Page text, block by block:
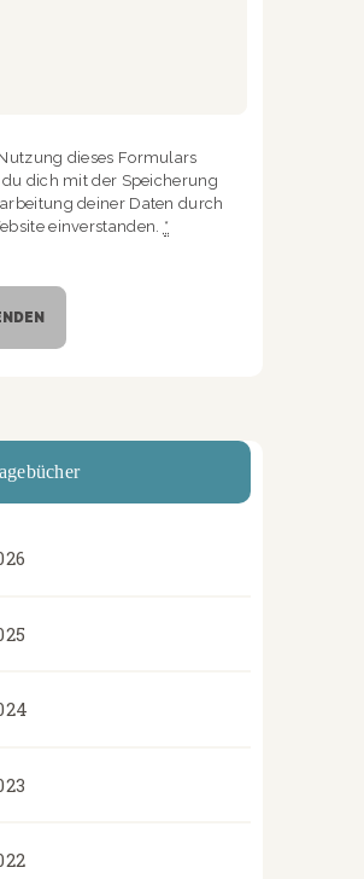
Nutzung dieses Formulars
dich mit der Speicherung
deiner Daten durch
einverstanden. *